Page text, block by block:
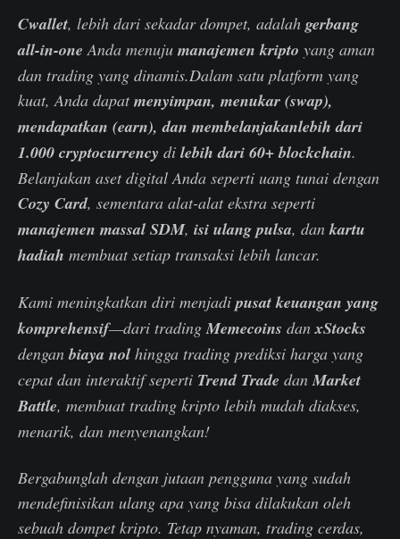
Cwallet, lebih dari sekadar dompet, adalah gerbang
all-in-one Anda menuju manajemen kripto yang aman
dan trading yang dinamis.Dalam satu platform yang
kuat, Anda dapatmenyimpan, menukar (swap),
mendapatkan (earn), dan membelanjakanlebih dari
1.000 cryptocurrency di lebih dari 60+ blockchain.
Belanjakan aset digital Anda seperti uang tunai dengan
Cozy Card, sementara alat-alat ekstra seperti
manajemen massal SDM, isi ulang pulsa, dan kartu
hadiah membuat setiap transaksi lebih lancar.
Kami meningkatkan diri menjadi pusat keuangan yang
komprehensif—dari trading Memecoins danxStocks
denganbiaya nol hingga trading prediksi harga yang
cepat dan interaktif seperti Trend Trade dan Market
Battle, membuat trading kripto lebih mudah diakses,
menarik, dan menyenangkan!
Bergabunglah dengan jutaan pengguna yang sudah
mendefinisikan ulang apa yang bisa dilakukan oleh
sebuah dompet kripto. Tetap nyaman, trading cerdas,